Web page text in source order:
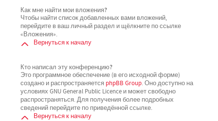
Как мне найти мои вложения?
Чтобы найти список добавленных вами вложений,
перейдите в ваш личный раздел и щёлкните по ссылке
«Вложения».
Вернуться к началу
Кто написал эту конференцию?
Это программное обеспечение (в его исходной форме)
создано и распространяется phpBB Group. Оно доступно на
условиях GNU General Public Licence и может свободно
распространяться. Для получения более подробных
сведений перейдите по приведённой ссылке.
Вернуться к началу